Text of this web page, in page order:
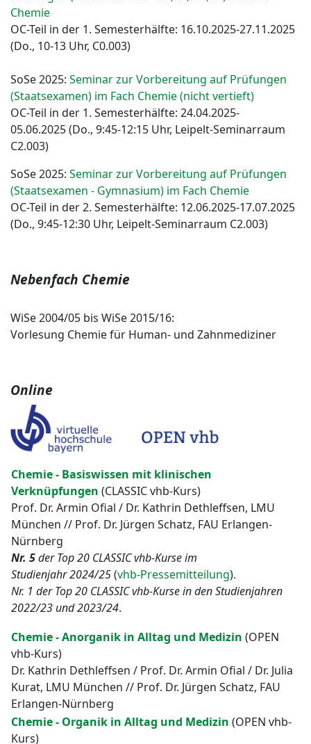
Chemie
OC-Teil in der 1. Semesterhälfte: 16.10.2025-27.11.2025
(Do., 10-13 Uhr, C0.003)
SoSe 2025: Seminar zur Vorbereitung auf Prüfungen
(Staatsexamen) im Fach Chemie (nicht vertieft)
OC-Teil in der 1. Semesterhälfte: 24.04.2025-
05.06.2025 (Do., 9:45-12:15 Uhr, Leipelt-Seminarraum
C2.003)
SoSe 2025: Seminar zur Vorbereitung auf Prüfungen
(Staatsexamen - Gymnasium) im Fach Chemie
OC-Teil in der 2. Semesterhälfte: 12.06.2025-17.07.2025
(Do., 9:45-12:30 Uhr, Leipelt-Seminarraum C2.003)
Nebenfach Chemie
WiSe 2004/05 bis WiSe 2015/16:
Vorlesung Chemie für Human- und Zahnmediziner
Online
Chemie - Basiswissen mit klinischen
Verknüpfungen (CLASSIC vhb-Kurs)
Prof. Dr. Armin Ofial / Dr. Kathrin Dethleffsen, LMU
München // Prof. Dr. Jürgen Schatz, FAU Erlangen-
Nürnberg
Nr. 5der Top 20 CLASSIC vhb-Kurse im
Studienjahr 2024/25(vhb-Pressemitteilung).
Nr. 1 der Top 20 CLASSIC vhb-Kurse in den Studienjahren
2022/23 und 2023/24.
Chemie - Anorganik in Alltag und Medizin (OPEN
vhb-Kurs)
Dr. Kathrin Dethleffsen / Prof. Dr. Armin Ofial / Dr. Julia
Kurat, LMU München // Prof. Dr. Jürgen Schatz, FAU
Erlangen-Nürnberg
Chemie - Organik in Alltag und Medizin (OPEN vhb-
Kurs)